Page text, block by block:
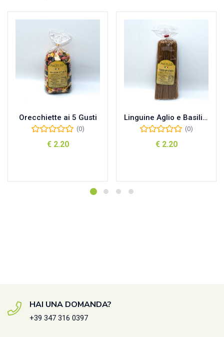
Orecchiette ai 5 Gusti
(0)
€2.20
Linguine Aglio e Basilico
(0)
€2.20
HAI UNA DOMANDA?
+39 347 316 0397